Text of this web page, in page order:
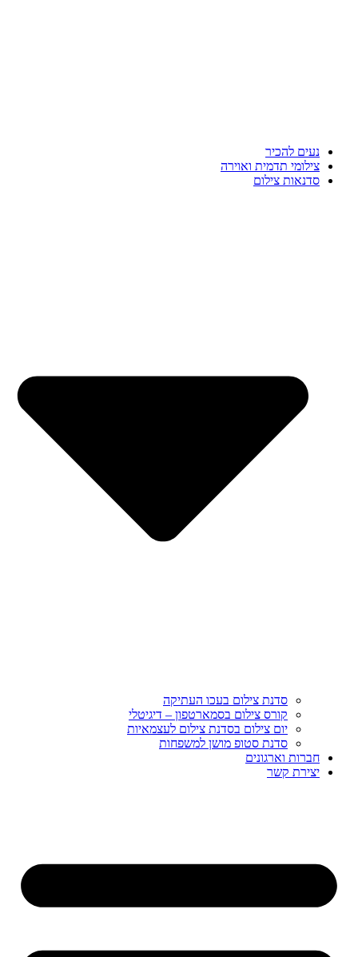
נעים להכיר
צילומי תדמית ואוירה
סדנאות צילום
סדנת צילום בעכו העתיקה
קורס צילום בסמארטפון – דיגיטלי
יום צילום בסדנת צילום לעצמאיות
סדנת סטופ מושן למשפחות
חברות וארגונים
יצירת קשר